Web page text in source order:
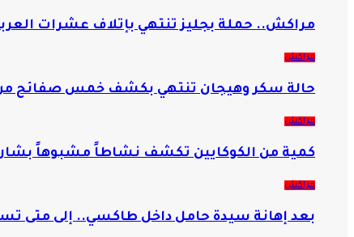
مراكش.. حملة بجليز تنتهي بإتلاف عشرات
مراكش
حالة سكر وهيجان تنتهي بكشف خمس صفائح
مراكش
كمية من الكوكايين تكشف نشاطاً مشبوهاً
مراكش
بعد إهانة سيدة حامل داخل طاكسي.. إلى متى